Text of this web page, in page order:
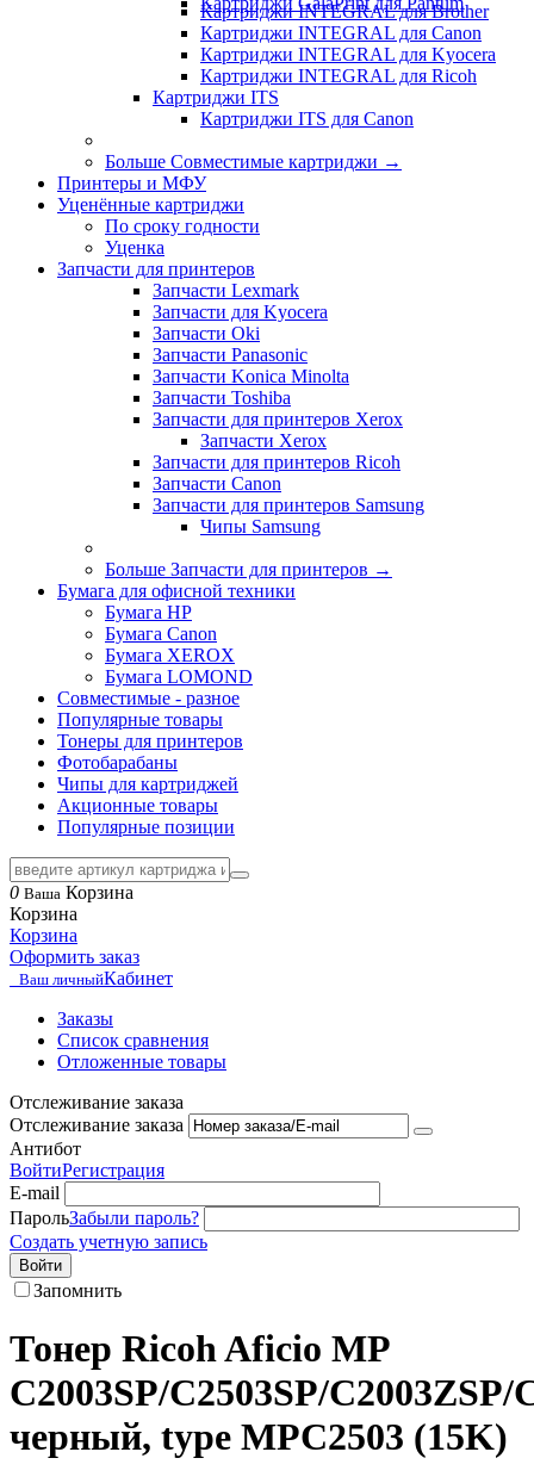
Картриджи INTEGRAL для Brother
Картриджи INTEGRAL для Canon
Картриджи INTEGRAL для Kyocera
Картриджи INTEGRAL для Ricoh
Картриджи ITS
Картриджи ITS для Canon
Больше Совместимые картриджи →
Принтеры и МФУ
Уценённые картриджи
По сроку годности
Уценка
Запчасти для принтеров
Запчасти Lexmark
Запчасти для Kyocera
Запчасти Oki
Запчасти Panasonic
Запчасти Koniсa Minolta
Запчасти Toshiba
Запчасти для принтеров Xerox
Запчасти Xerox
Запчасти для принтеров Ricoh
Запчасти Canon
Запчасти для принтеров Samsung
Чипы Samsung
Больше Запчасти для принтеров →
Бумага для офисной техники
Бумага HP
Бумага Canon
Бумага XEROX
Бумага LOMOND
Совместимые - разное
Популярные товары
Тонеры для принтеров
Фотобарабаны
Чипы для картриджей
Акционные товары
Популярные позиции
0 Ваша Корзина
Корзина
Корзина
Оформить заказ
Ваш личныйКабинет
Заказы
Список сравнения
Отложенные товары
Отслеживание заказа
Отслеживание заказа
Антибот
ВойтиРегистрация
E-mail
ПарольЗабыли пароль?
Создать учетную запись
Войти
Запомнить
Тонер Ricoh Aficio MP
C2003SP/C2503SP/C2003ZSP/
черный, type MPC2503 (15K)